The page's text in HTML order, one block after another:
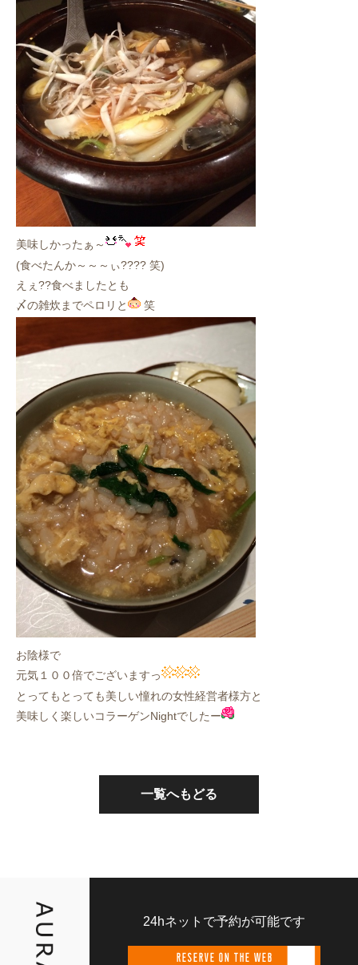
美味しかったぁ～
(食べたんか～～～ぃ???? 笑)
えぇ??食べましたとも
〆の雑炊までペロリと
笑
お陰様で
元気１００倍でございますっ
とってもとっても美しい憧れの女性経営者様方と
美味しく楽しいコラーゲンNightでしたー
一覧へもどる
24hネットで予約が可能です
RESERVE ON THE WEB